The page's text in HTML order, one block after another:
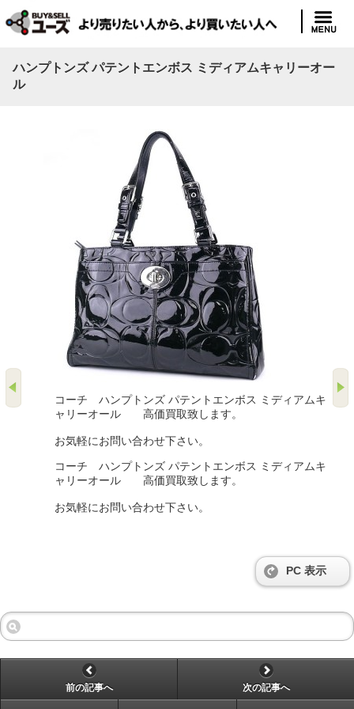
ハンプトンズ パテントエンボス ミディアムキャリーオー
ル
コーチ ハンプトンズ パテントエンボス ミディアムキ
ャリーオール 高価買取致します。
お気軽にお問い合わせ下さい。
コーチ ハンプトンズ パテントエンボス ミディアムキ
ャリーオール 高価買取致します。
お気軽にお問い合わせ下さい。
PC 表示
前の記事へ 次の記事へ